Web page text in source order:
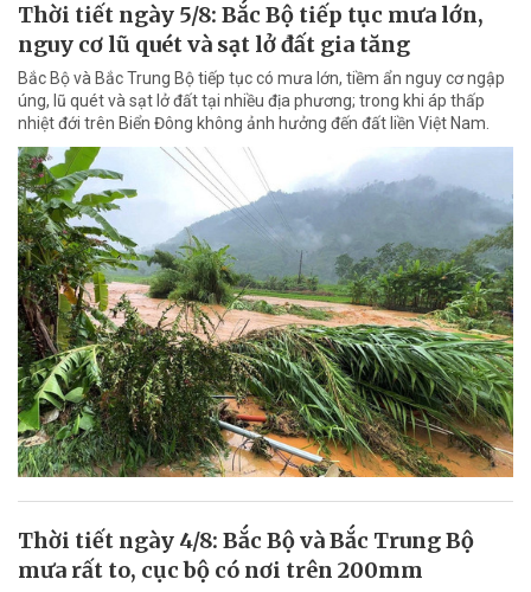
Thời tiết ngày 5/8: Bắc Bộ tiếp tục mưa lớn,
nguy cơ lũ quét và sạt lở đất gia tăng
Bắc Bộ và Bắc Trung Bộ tiếp tục có mưa lớn, tiềm ẩn nguy cơ ngập
úng, lũ quét và sạt lở đất tại nhiều địa phương; trong khi áp thấp
nhiệt đới trên Biển Đông không ảnh hưởng đến đất liền Việt Nam.
Thời tiết ngày 4/8: Bắc Bộ và Bắc Trung Bộ
mưa rất to, cục bộ có nơi trên 200mm